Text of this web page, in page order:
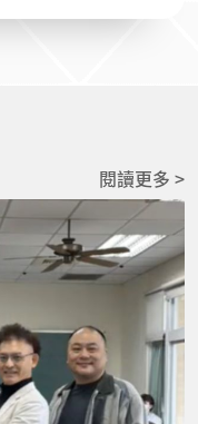
閱讀更多 >